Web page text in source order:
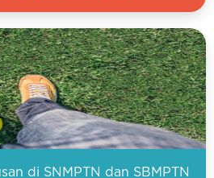
di SNMPTN dan SBMPTN